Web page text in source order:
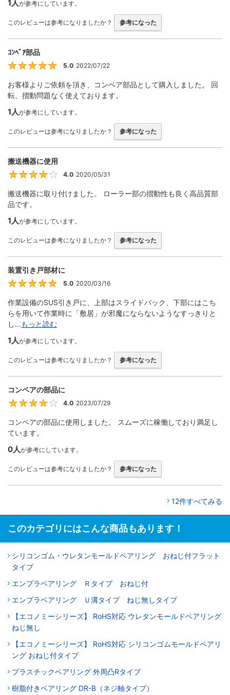
1人が参考にしています。
このレビューは参考になりましたか？ 参考になった
ｺﾝﾍﾞｱ部品
5
5.0 2022/07/22
お客様よりご依頼を頂き、コンベア部品として購入しました。 回
転、摺動問題なく使えております。
1人が参考にしています。
このレビューは参考になりましたか？ 参考になった
搬送機器に使用
4
4.0 2020/05/31
搬送機器に取り付けました。 ローラー部の摺動性も良く高品質部
品です。
1人が参考にしています。
このレビューは参考になりましたか？ 参考になった
装置引き戸部材に
5
5.0 2020/03/16
作業設備のSUS引き戸に、上部はスライドパック、下部にはこち
らを用いて作業時に「敷居」が邪魔にならないようなすっきりと
し...もっと読む
1人が参考にしています。
このレビューは参考になりましたか？ 参考になった
コンベアの部品に
4
4.0 2023/07/29
コンベアの部品に使用しました。 スムーズに稼働しており満足し
ています。
0人が参考にしています。
このレビューは参考になりましたか？ 参考になった
12件すべてみる
このカテゴリにはこんな商品もあります！
シリコンゴム・ウレタンモールドベアリング おねじ付フラット
タイプ
エンプラベアリング Ｒタイプ おねじ付
エンプラベアリング Ｕ溝タイプ ねじ無しタイプ
【エコノミーシリーズ】 RoHS対応 ウレタンモールドベアリング
ねじ無し
【エコノミーシリーズ】 RoHS対応 シリコンゴムモールドベアリ
ング おねじ付タイプ
プラスチックベアリング 外周凸Rタイプ
樹脂付きベアリング DR-B（ネジ軸タイプ）